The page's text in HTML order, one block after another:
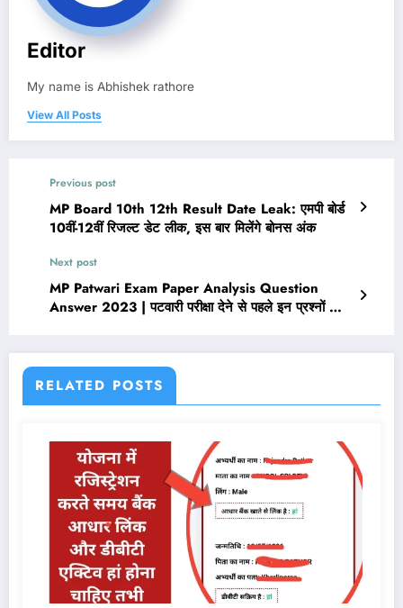
Editor
My name is Abhishek rathore
View All Posts
Previous post
MP Board 10th 12th Result Date Leak: एमपी बोर्ड
10वीं-12वीं रिजल्ट डेट लीक, इस बार मिलेंगे बोनस अंक
Next post
MP Patwari Exam Paper Analysis Question
Answer 2023 | पटवारी परीक्षा देने से पहले इन प्रश्नों को
RELATED POSTS